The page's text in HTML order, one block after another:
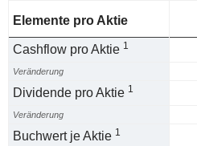
Elemente pro Aktie
Cashflow pro Aktie 1
Veränderung
Dividende pro Aktie 1
Veränderung
Buchwert je Aktie 1